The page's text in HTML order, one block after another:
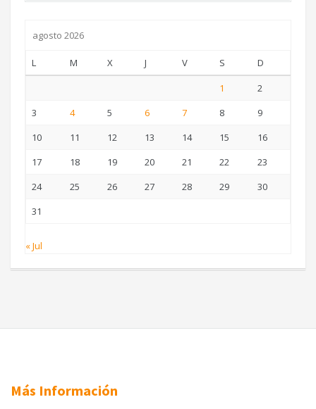
agosto 2026
L M X J V S
D
1
2
3
4 5 6 7 8
9
10
11 12 13 14 15
16
17
18 19 20 21 22
23
24
25 26 27 28 29
30
31
« Jul
Más Información